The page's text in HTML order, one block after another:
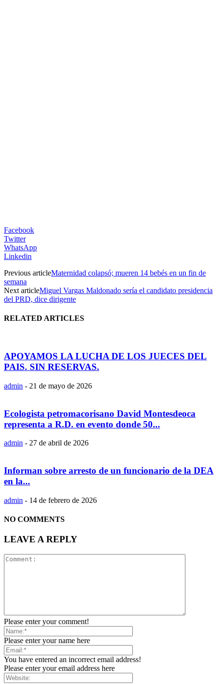
Facebook
Twitter
WhatsApp
Linkedin
Previous articleMaternidad colapsó; mueren 14 bebés en un fin de
semana
Next articleMiguel Vargas Maldonado sería el candidato presidencia
del PRD, dice dirigente
RELATED ARTICLES
APOYAMOS LA LUCHA DE LOS JUECES DEL
PAIS. SIN RESERVAS.
admin - 21 de mayo de 2026
Ecologista petromacorisano David Montesdeoca
representa a R.D. en evento donde 50...
admin - 27 de abril de 2026
Informan sobre arresto de un funcionario de la DEA
en la...
admin - 14 de febrero de 2026
NO COMMENTS
LEAVE A REPLY
Please enter your comment!
Please enter your name here
You have entered an incorrect email address!
Please enter your email address here